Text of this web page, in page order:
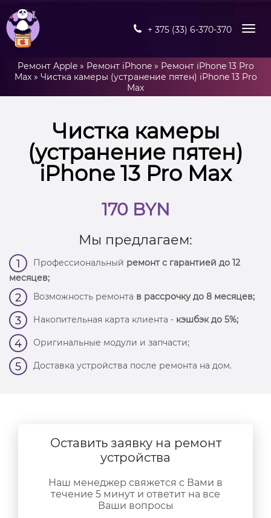
+ 375 (33) 6-370-370
Ремонт Apple» Ремонт iPhone» Ремонт iPhone 13 Pro
Max» Чистка камеры (устранение пятен) iPhone 13 Pro
Max
Чистка камеры
(устранение пятен)
iPhone 13 Pro Max
170 BYN
Мы предлагаем:
1 Профессиональный ремонт с гарантией до 12
месяцев;
2 Возможность ремонта в рассрочку до 8 месяцев;
3 Накопительная карта клиента - кэшбэк до 5%;
4 Оригинальные модули и запчасти;
5 Доставка устройства после ремонта на дом.
Оставить заявку на ремонт
устройства
Наш менеджер свяжется с Вами в
течение 5 минут и ответит на все
Ваши вопросы